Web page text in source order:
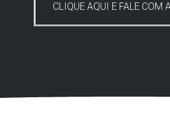
CLIQUE AQUI E FALE COM